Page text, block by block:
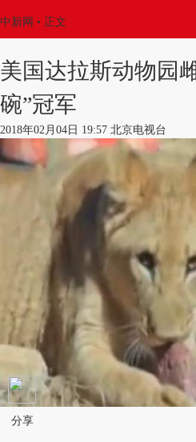
中新网 • 正文
美国达拉斯动物园
碗”冠军
2018年02月04日 19:57 北京电视台
分享